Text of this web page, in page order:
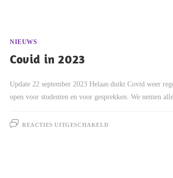
NIEUWS
Covid in 2023
Update 22 september 2023 Helaas duikt Covid weer
open voor studenten en voor gesprekken. We nemen
REACTIES UITGESCHAKELD